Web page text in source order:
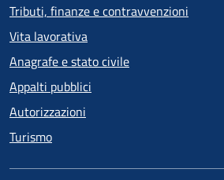
Tributi, finanze e contravvenzioni
Vita lavorativa
Anagrafe e stato civile
Appalti pubblici
Autorizzazioni
Turismo